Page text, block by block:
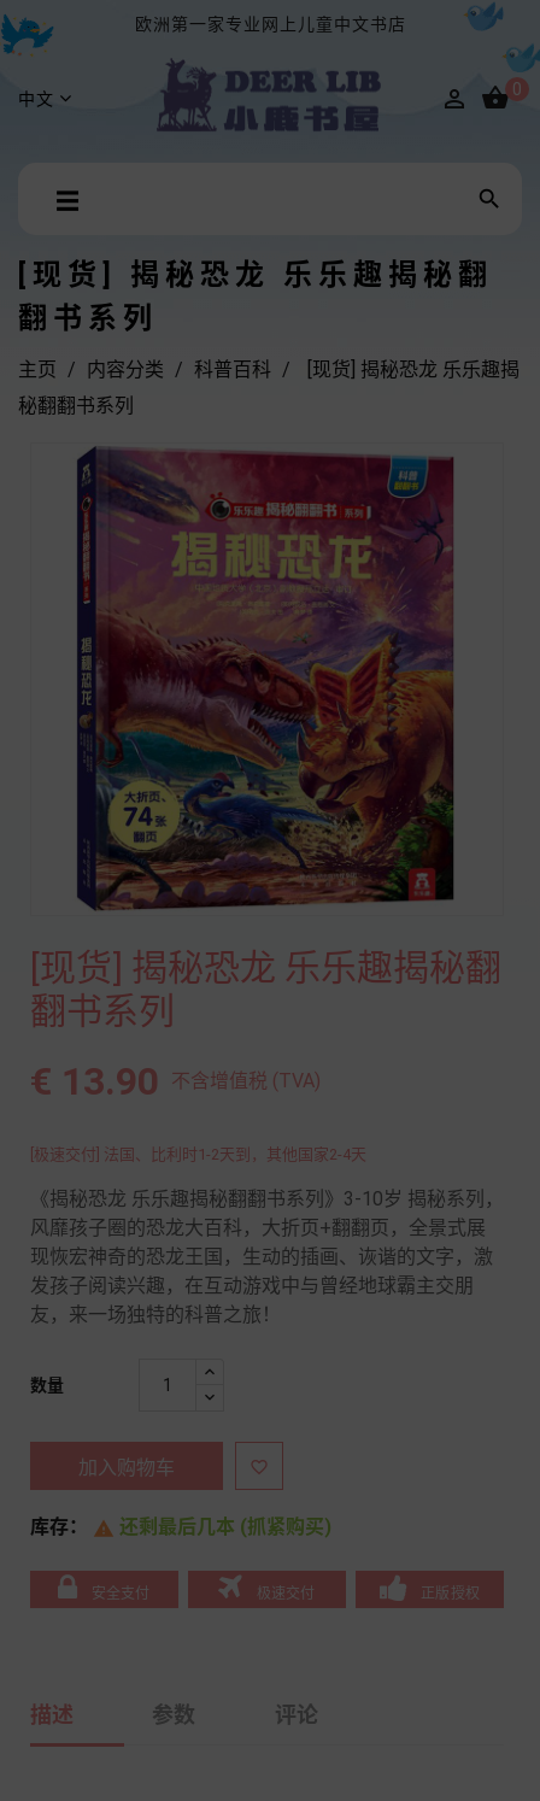
欧洲第一家专业网上儿童中文书店
中文  0
Toggle
☰ 
[现货] 揭秘恐龙 乐乐趣揭秘翻
翻书系列
主页 内容分类 科普百科
[现货] 揭秘恐龙 乐乐趣揭
秘翻翻书系列
[现货] 揭秘恐龙 乐乐趣揭秘翻
翻书系列
€ 13.90 不含增值税 (TVA)
[极速交付] 法国、比利时1-2天到，其他国家2-4天
《揭秘恐龙 乐乐趣揭秘翻翻书系列》3-10岁 揭秘系列，
风靡孩子圈的恐龙大百科，大折页+翻翻页，全景式展
现恢宏神奇的恐龙王国，生动的插画、诙谐的文字，激
发孩子阅读兴趣，在互动游戏中与曾经地球霸主交朋
友，来一场独特的科普之旅！
数量
加入购物车 
库存：  还剩最后几本 (抓紧购买)
安全支付 极速交付 正版授权
描述 参数 评论